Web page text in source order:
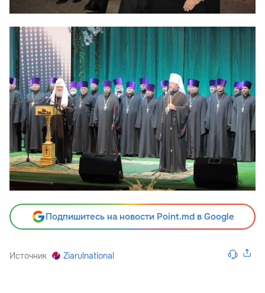
Подпишитесь на новости Point.md в Google
Источник Ziarulnational